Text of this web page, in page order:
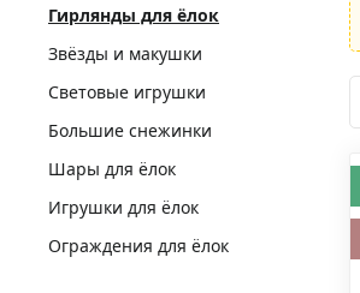
Гирлянды для ёлок
Звёзды и макушки
Световые игрушки
Большие снежинки
Шары для ёлок
Игрушки для ёлок
Ограждения для ёлок